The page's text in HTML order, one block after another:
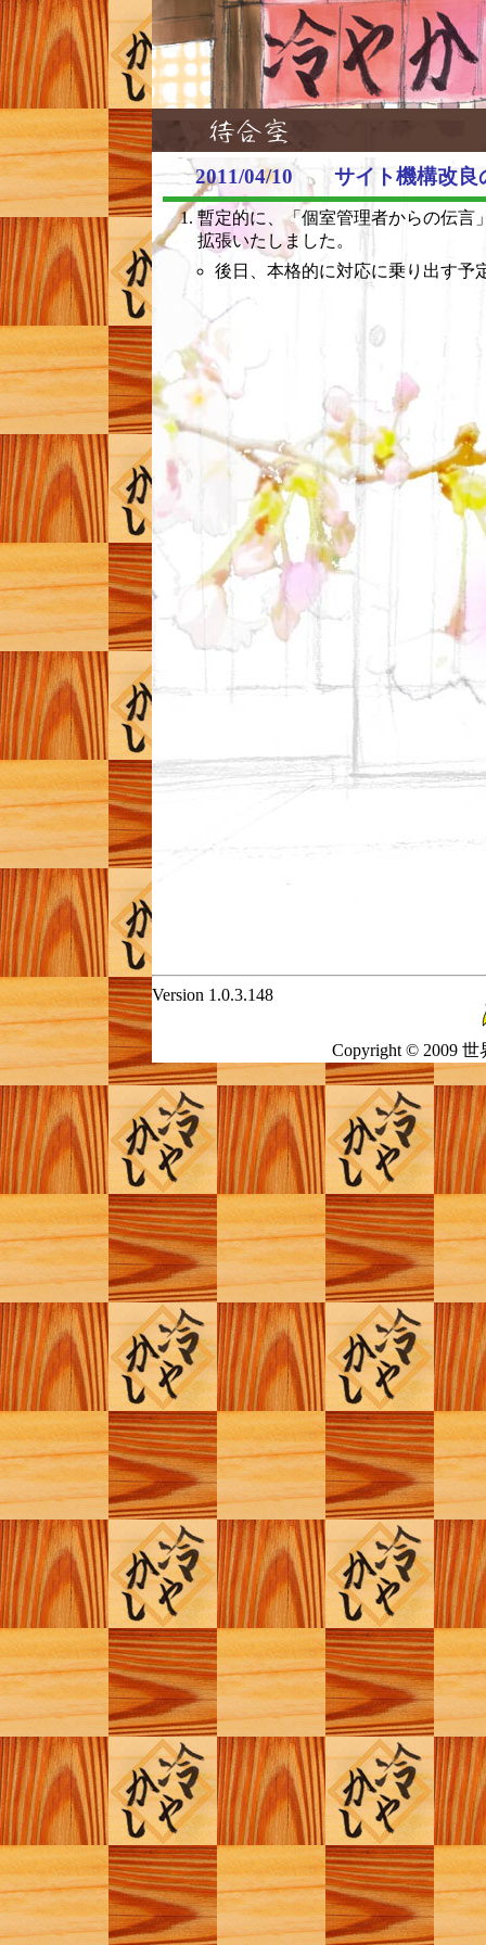
2011/04/10 サイト機構改良
暫定的に、「個室管理者からの伝言
拡張いたしました。
後日、本格的に対応に乗り出す予
Version 1.0.3.148
Copyright © 2009 世